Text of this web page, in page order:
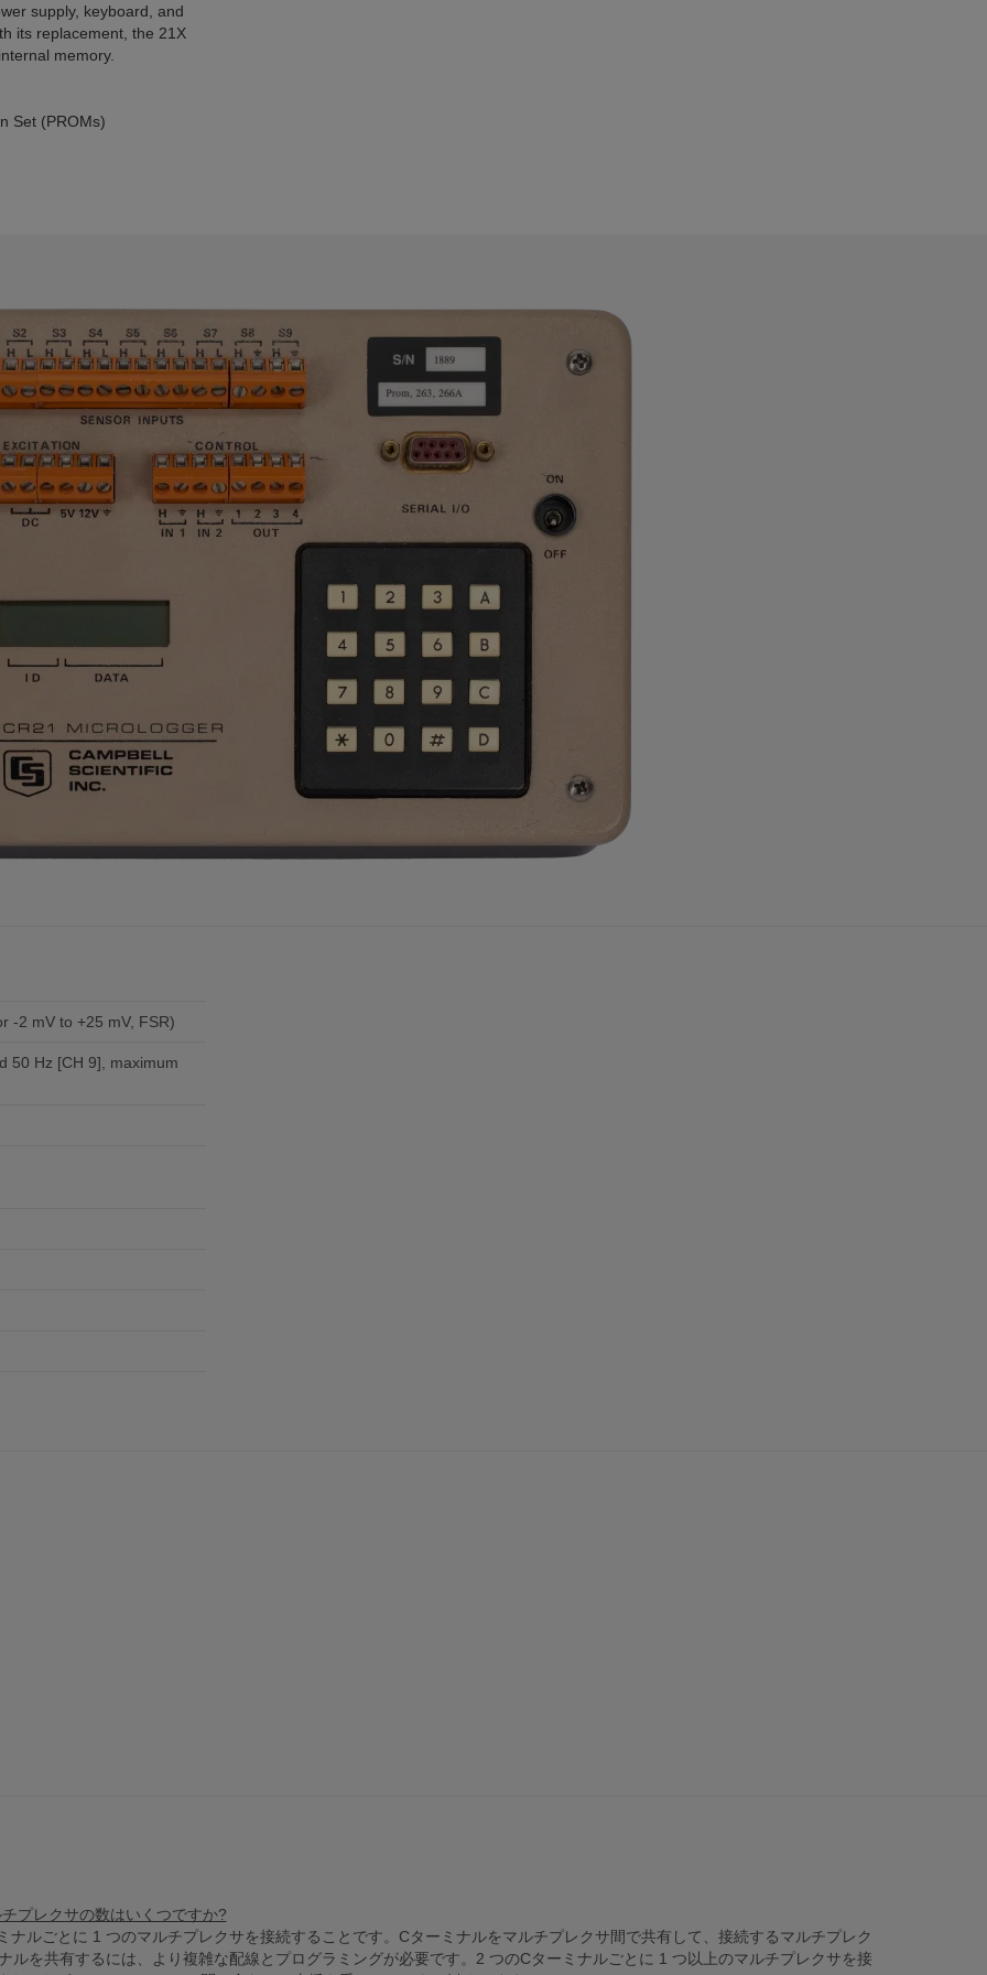
supply, keyboard, and
its replacement, the 21X
memory.
Set (PROMs)
-2 mV to +25 mV, FSR)
50 Hz [CH 9], maximum
プレクサの数はいくつですか?
ルごとに 1 つのマルチプレクサを接続することです。Cターミナルをマルチプレクサ間で共有して、接続するマルチプレク
ルを共有するには、より複雑な配線とプログラミングが必要です。2 つのCターミナルごとに 1 つ以上のマルチプレクサを接